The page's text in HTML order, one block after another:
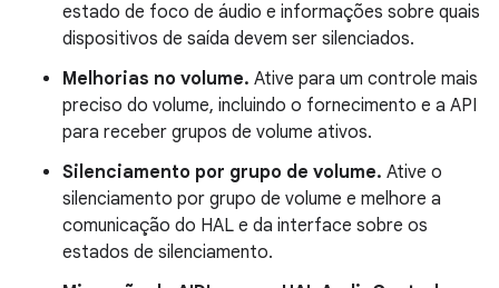
estado de foco de áudio e informações sobre quais
dispositivos de saída devem ser silenciados.
Melhorias no volume. Ative para um controle mais
preciso do volume, incluindo o fornecimento e a API
para receber grupos de volume ativos.
Silenciamento por grupo de volume. Ative o
silenciamento por grupo de volume e melhore a
comunicação do HAL e da interface sobre os
estados de silenciamento.